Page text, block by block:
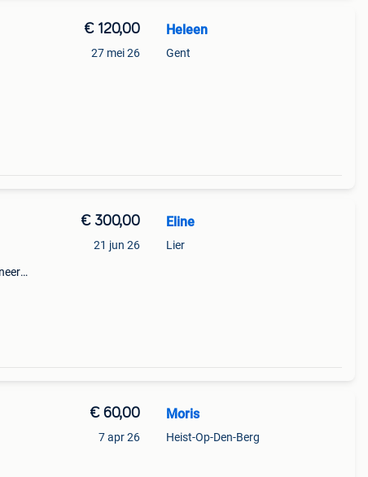
€ 120,00
27 mei 26
Heleen
Gent
€ 300,00
21 jun 26
Eline
Lier
€ 60,00
7 apr 26
Moris
Heist-Op-Den-Berg